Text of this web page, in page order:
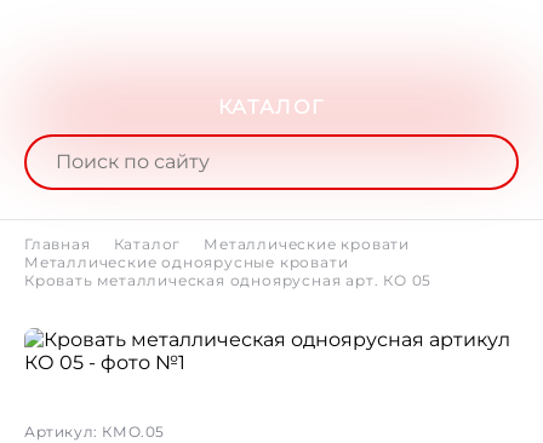
КАТАЛОГ
Главная Каталог
Металлические кровати
Металлические одноярусные кровати
Кровать металлическая одноярусная арт. КО 05
Артикул: КМО.05